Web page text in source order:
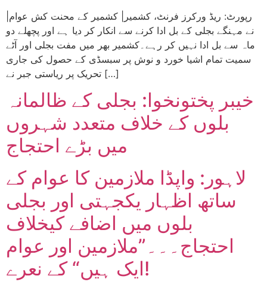
نے مہنگے بجلی کے بل ادا کرنے سے انکار کر دیا ہے اور پچھلے دو
ماہ سے بل ادا نہیں کر رہے۔کشمیر بھر میں مفت بجلی اور آٹے
سمیت تمام اشیا خورد و نوش پر سبسڈی کے حصول کی جاری
تحریک پر ریاستی جبر نے […]
خیبر پختونخوا: بجلی کے ظالمانہ
بلوں کے خلاف متعدد شہروں
میں بڑے احتجاج
لاہور: واپڈا ملازمین کا عوام کے
ساتھ اظہار یکجہتی اور بجلی
بلوں میں اضافے کیخلاف
احتجاج۔۔۔”ملازمین اور عوام
ایک ہیں“ کے نعرے!